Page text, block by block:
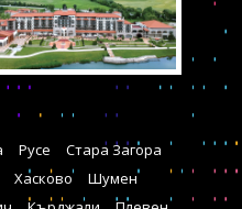
Русе
Стара Загора
Хасково
Шумен